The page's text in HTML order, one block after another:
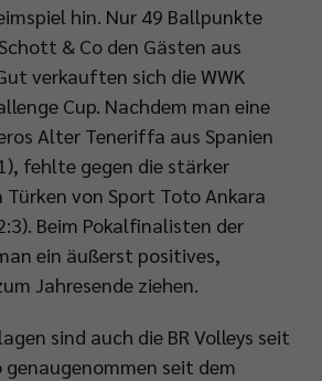
hin. Nur 49 Ballpunkte
& Co den Gästen aus
verkauften sich die WWK
Cup. Nachdem man eine
Alter Teneriffa aus Spanien
fehlte gegen die stärker
von Sport Toto Ankara
Beim Pokalfinalisten der
ein äußerst positives,
Jahresende ziehen.
sind auch die BR Volleys seit
seit dem